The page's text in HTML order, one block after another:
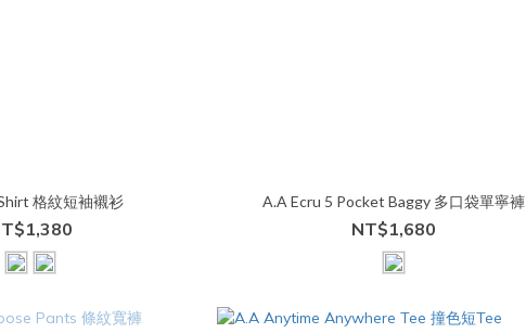
格紋短袖襯衫 A.A Ecru 5 Pocket Baggy 多口袋單寧褲
NT$1,680